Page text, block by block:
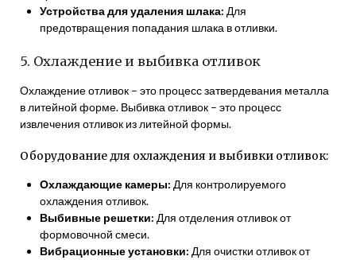
Устройства для удаления шлака: Для
предотвращения попадания шлака в отливки.
5. Охлаждение и выбивка отливок
Охлаждение отливок – это процесс затвердевания металла
в литейной форме. Выбивка отливок – это процесс
извлечения отливок из литейной формы.
Оборудование для охлаждения и выбивки отливок:
Охлаждающие камеры: Для контролируемого
охлаждения отливок.
Выбивные решетки: Для отделения отливок от
формовочной смеси.
Вибрационные установки: Для очистки отливок от